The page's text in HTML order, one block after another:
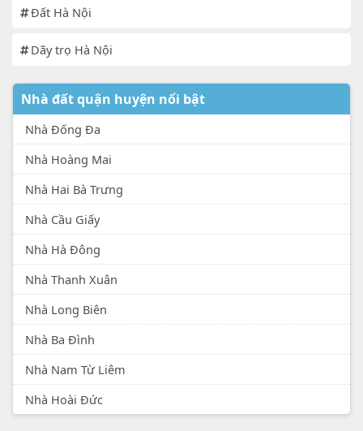
Đất Hà Nội
Dãy trọ Hà Nội
Nhà đất quận huyện nổi bật
Nhà Đống Đa
Nhà Hoàng Mai
Nhà Hai Bà Trưng
Nhà Cầu Giấy
Nhà Hà Đông
Nhà Thanh Xuân
Nhà Long Biên
Nhà Ba Đình
Nhà Nam Từ Liêm
Nhà Hoài Đức